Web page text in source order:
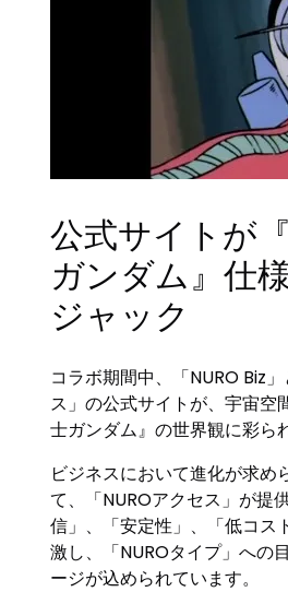
公式サイトが
ガンダム』仕
ジャック
コラボ期間中、「NURO Biz
ス」の公式サイトが、宇宙空
士ガンダム』の世界観に彩ら
ビジネスにおいて進化が求め
て、「NUROアクセス」が提
信」、「安定性」、「低コス
激し、「NUROタイプ」への
ージが込められています。